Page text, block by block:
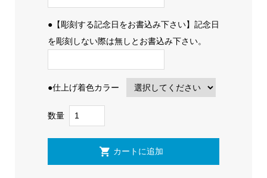
●【彫刻する記念日をお書込み下さい】記念日
を彫刻しない際は無しとお書込み下さい。
●仕上げ着色カラー
数量